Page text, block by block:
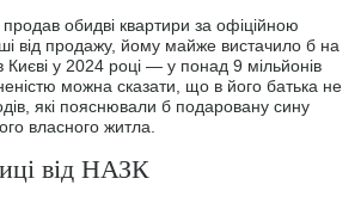
обидві квартири за офіційною
від продажу, йому майже вистачило б на
Києві у 2024 році — у понад 9 мільйонів
можна сказати, що в його батька не
які пояснювали б подаровану сину
власного житла.
від НАЗК